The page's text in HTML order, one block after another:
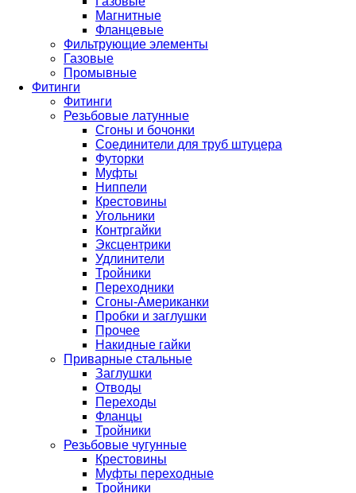
Магнитные
Фланцевые
Фильтрующие элементы
Газовые
Промывные
Фитинги
Фитинги
Резьбовые латунные
Сгоны и бочонки
Соединители для труб штуцера
Футорки
Муфты
Ниппели
Крестовины
Угольники
Контргайки
Эксцентрики
Удлинители
Тройники
Переходники
Сгоны-Американки
Пробки и заглушки
Прочее
Накидные гайки
Приварные стальные
Заглушки
Отводы
Переходы
Фланцы
Тройники
Резьбовые чугунные
Крестовины
Муфты переходные
Тройники